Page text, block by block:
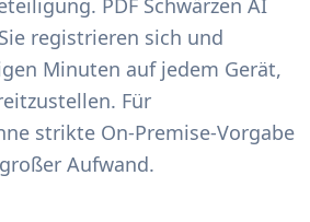
PDF Schwärzen AI
registrieren sich und
Minuten auf jedem Gerät,
Für
strikte On-Premise-Vorgabe
Aufwand.